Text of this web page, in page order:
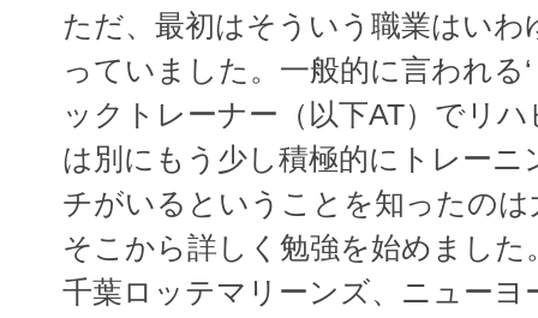
ただ、最初はそういう職業はいわ
っていました。一般的に言われる
ックトレーナー（以下AT）でリ
は別にもう少し積極的にトレーニ
チがいるということを知ったの
そこから詳しく勉強を始めまし
千葉ロッテマリーンズ、ニューヨ